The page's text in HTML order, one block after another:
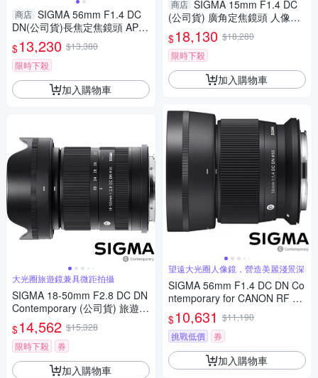
商店 SIGMA 56mm F1.4 DC
DN(公司貨)長焦定焦鏡頭 APS-
$13,230 $13,380
限時下殺
加入購物車
大光圈旅遊鏡兼具微距拍攝
SIGMA 18-50mm F2.8 DC DN
Contemporary (公司貨) 旅遊鏡
APS-C 無反微單眼專用鏡頭
$14,562 $15,328
限時下殺
券
加入購物車
商店 SIGMA 15mm F1.4 DC
(公司貨) 廣角定焦鏡頭 人像鏡
APS-C
$18,130 $18,280
限時下殺
加入購物車
望遠大光圈人像鏡，營造美麗淺景深
SIGMA 56mm F1.4 DC DN Co
ntemporary for CANON RF 接
環 (公司貨) 望遠大光圈定焦鏡
人像鏡 APS-C 無反微單眼專用
鏡頭
$10,631 $11,190
挑戰低價
券
加入購物車